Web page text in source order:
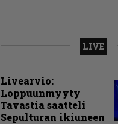
LIVE
Livearvio:
Loppuunmyyty
Tavastia saatteli
Sepulturan ikiuneen